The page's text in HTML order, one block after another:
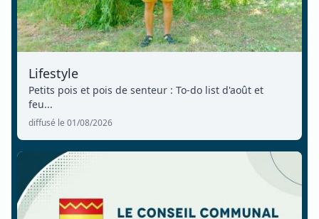
Lifestyle
Petits pois et pois de senteur : To-do list d'août et
feu...
diffusé le 01/08/2026